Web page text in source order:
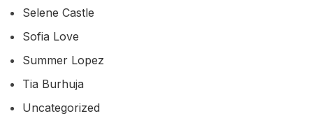
Selene Castle
Sofia Love
Summer Lopez
Tia Burhuja
Uncategorized